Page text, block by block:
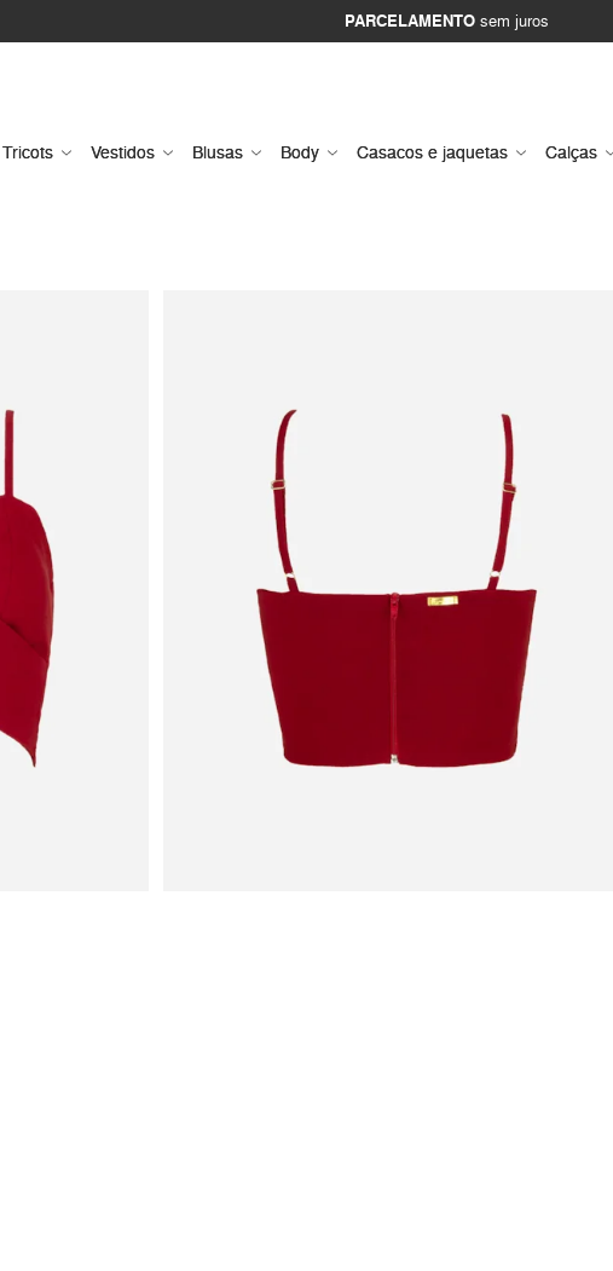
PARCELAMENTOsem juros
Tricots Vestidos Blusas Body Casacos e jaquetas Calças